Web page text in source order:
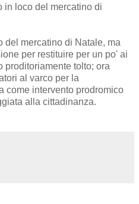
in loco del mercatino di
del mercatino di Natale, ma
per restituire per un po' ai
proditoriamente tolto; ora
al varco per la
come intervento prodromico
alla cittadinanza.